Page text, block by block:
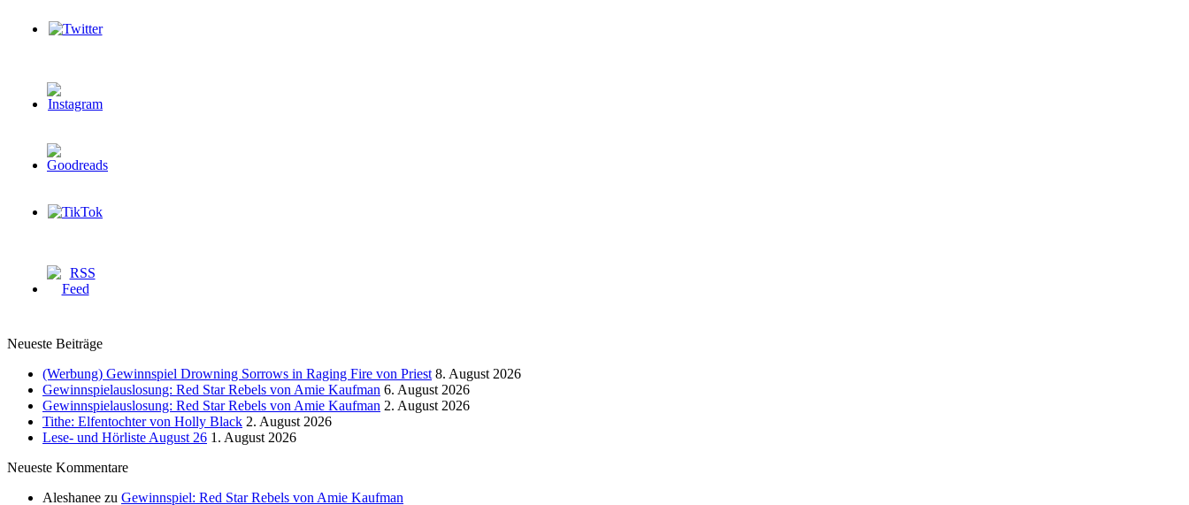
Neueste Beiträge
(Werbung) Gewinnspiel Drowning Sorrows in Raging Fire von Priest 8. August 2026
Gewinnspielauslosung: Red Star Rebels von Amie Kaufman 6. August 2026
Gewinnspielauslosung: Red Star Rebels von Amie Kaufman 2. August 2026
Tithe: Elfentochter von Holly Black 2. August 2026
Lese- und Hörliste August 26 1. August 2026
Neueste Kommentare
Aleshanee zu Gewinnspiel: Red Star Rebels von Amie Kaufman